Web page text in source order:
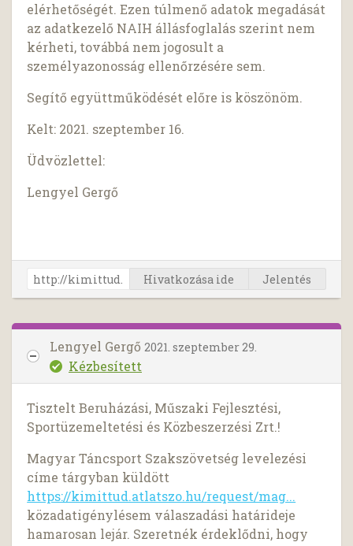
elérhetőségét. Ezen túlmenő adatok megadását
az adatkezelő NAIH állásfoglalás szerint nem
kérheti, továbbá nem jogosult a
személyazonosság ellenőrzésére sem.
Segítő együttműködését előre is köszönöm.
Kelt: 2021. szeptember 16.
Üdvözlettel:
Lengyel Gergő
Hivatkozása ide Jelentés
Lengyel Gergő 2021. szeptember 29.
Kézbesített
Tisztelt Beruházási, Műszaki Fejlesztési,
Sportüzemeltetési és Közbeszerzési Zrt.!
Magyar Táncsport Szakszövetség levelezési
címe tárgyban küldött
https://kimittud.atlatszo.hu/request/mag...
közadatigénylésem válaszadási határideje
hamarosan lejár. Szeretnék érdeklődni, hogy